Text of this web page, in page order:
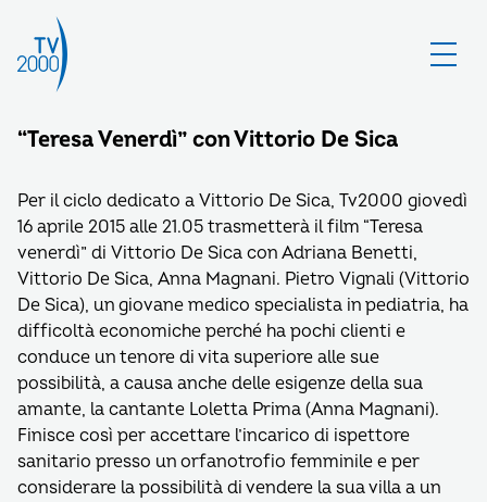
“Teresa Venerdì” con Vittorio De Sica
Per il ciclo dedicato a Vittorio De Sica, Tv2000 giovedì
16 aprile 2015 alle 21.05 trasmetterà il film “Teresa
venerdì” di Vittorio De Sica con Adriana Benetti,
Vittorio De Sica, Anna Magnani. Pietro Vignali (Vittorio
De Sica), un giovane medico specialista in pediatria, ha
difficoltà economiche perché ha pochi clienti e
conduce un tenore di vita superiore alle sue
possibilità, a causa anche delle esigenze della sua
amante, la cantante Loletta Prima (Anna Magnani).
Finisce così per accettare l’incarico di ispettore
sanitario presso un orfanotrofio femminile e per
considerare la possibilità di vendere la sua villa a un